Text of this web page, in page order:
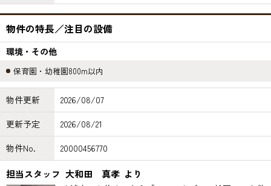
物件の特長／注目の設備
環境・その他
保育園・幼稚園800m以内
物件更新
2026/08/07
更新予定
2026/08/21
物件No.
20000456770
担当スタッフ 大和田 真孝 より